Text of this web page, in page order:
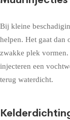
Bij kleine
helpen. Het gaat dan
zwakke plek vormen.
injecteren een
terug waterdicht.